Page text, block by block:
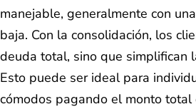
manejable, generalmente con
baja. Con la consolidación, los
deuda total, sino que simplifican
Esto puede ser ideal para
cómodos pagando el monto